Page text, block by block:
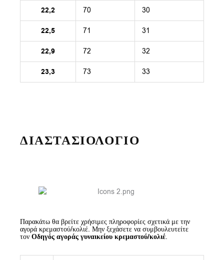
22,2 70 30
22,5 71 31
22,9 72 32
23,3 73 33
ΔΙΑΣΤΑΣΙΟΛΟΓΙΟ
Παρακάτω θα βρείτε χρήσιμες πληροφορίες σχετικά με την
αγορά κρεμαστού/κολιέ. Μην ξεχάσετε να συμβουλευτείτε
τον Οδηγός αγοράς γυναικείου κρεμαστού/κολιέ.